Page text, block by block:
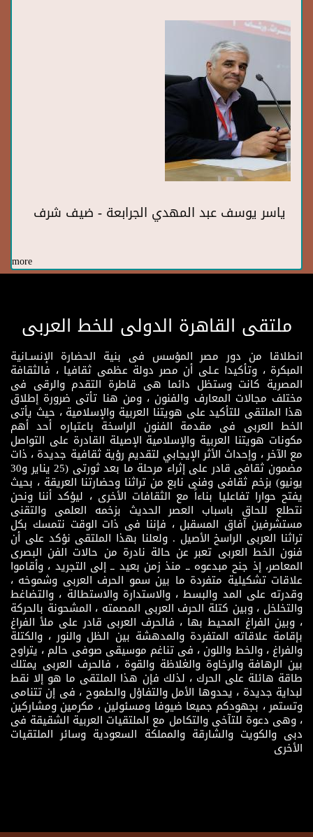
ياسر يوسف عبد المهدي الجرابعة - ضيف شرف
more
ملتقى القاهرة الدولى للخط العربى
انطلاقا من دور مصر المؤسس فى بنية الحضارة الإنسـانية
المبكرة ، وتأكيدا عـلى أن مصر دولة عظمى ثقافيا ، فالثقافة
المصرية كانت وستظل دائما هى قاطرة التقدم والرقى فى
مختلف مجالات المعارف والفنون ، ومن هنا تأتى ضرورة إطلاق
هذا الملتقى للتأكيد على هويتنا العربية والإسلامية ، حيث يأتى
الخط العربى فى مقدمة الفنون الراسخة باعتباره أحد أهم
مكونات هويتنا العربية والإسلامية الإصيلة القادرة على التواصل
مع الآخر ، وإحداث الأثر الإيجابي لتقديم رؤية ثقافية جديدة ، ذات
مضمون ثقافى قادر على إثراء مرحلة ما بعد ثورتى (25 يناير و30
يونيو) بزخم ثقافى وفنى نابع من تراثنا وحضارتنا العريقة ، بحيث
يفتح حوارا تفاعليا بناءاً مع الثقافات الأخرى ، ليؤكد أننا ونحن
نتطلع للحاق باسباب العصر الحديث بزخمه العلمى والتقنى
مستشرفين آفاق المسقبل ، فإننا فى ذات الوقت نتمسك بكل
تراثنا العربى الراسخ الأصيل . ولعلنا بهذا الملتقى نؤكد على أن
فنون الخط العربى تعبر عن حالة نادرة من حالات الفن البصرى
المعاصر، إذ جنح مبدعوه ــ منذ زمن بعيد ــ إلى التجريد ، وأقاموا
علاقات تشكيلية متفردة ما بين سمو الحرف العربى وشموخه ،
وقدرته على المد والبسط ، والاستدارة والاستطالة ، والتضاغط
والتخلخل ، وبين كتلة الحرف العربى المصمته ، المشحونة بالحركة
، وبين الفراغ المحيط بها ، فالحرف العربى قادر على ملأ الفراغ
بإقامة علاقاته المتفردة والمدهشة بين الظل والنور ، والكتلة
والفراغ ، والخط واللون ، فى تناغم موسيقى صوفى حالم ، يتراوح
بين الرهافة والرخاوة والغلاظة والقوة ، فالحرف العربى يمتلك
طاقة هائلة على الحرك ، لذلك فإن هذا الملتقى ما هو إلا نقط
لبداية جديدة ، يحدوها الأمل والتفاؤل والطموح ، فى إن تتنامى
وتستمر ، بجهودكم جميعا ضيوفا ومسئولين ، مكرمين ومشاركين
، وهى دعوة للتآخى والتكامل مع الملتقيات العربية الشقيقة فى
دبى والكويت والشارقة والمملكة السعودية وسائر الملتقيات
الأخرى